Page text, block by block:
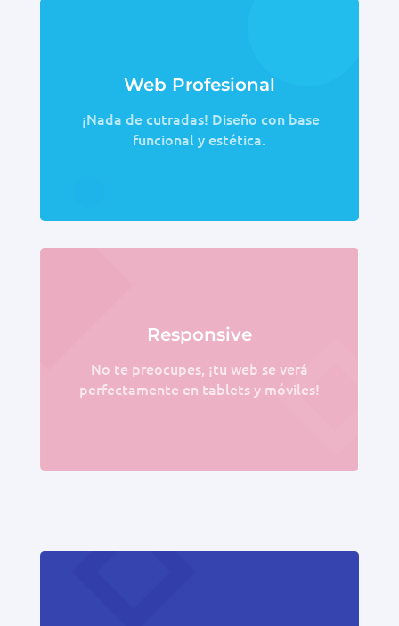
Web Profesional
¡Nada de cutradas! Diseño con base
funcional y estética.
Responsive
No te preocupes, ¡tu web se verá
perfectamente en tablets y móviles!